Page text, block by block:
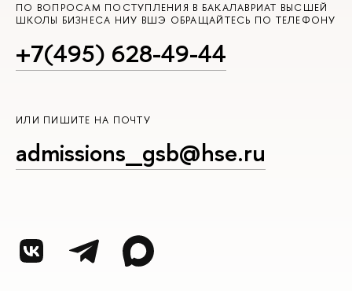
ПО ВОПРОСАМ ПОСТУПЛЕНИЯ В БАКАЛАВРИАТ ВЫСШЕЙ
ШКОЛЫ БИЗНЕСА НИУ ВШЭ ОБРАЩАЙТЕСЬ ПО ТЕЛЕФОНУ
+7(495) 628-49-44
ИЛИ ПИШИТЕ НА ПОЧТУ
admissions_gsb@hse.ru